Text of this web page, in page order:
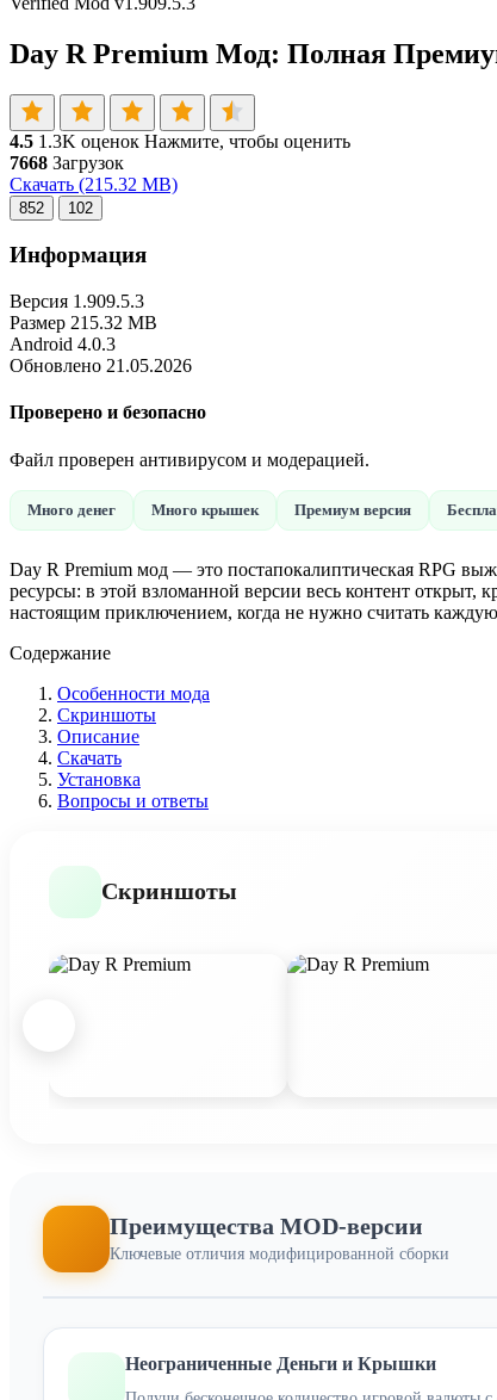
Day R Premium Мод: Полная
4.5 1.3K оценок Нажмите, чтобы оценить
7668 Загрузок
Скачать (215.32 MB)
852 102
Информация
Версия 1.909.5.3
Размер 215.32 MB
Android 4.0.3
Обновлено 21.05.2026
Проверено и безопасно
Файл проверен антивирусом и модерацией.
Много денег Много крышек Премиум версия
Day R Premium мод — это постапокалиптическая RPG
ресурсы: в этой взломанной версии весь контент
настоящим приключением, когда не нужно считать
Содержание
Особенности мода
Скриншоты
Описание
Скачать
Установка
Вопросы и ответы
Скриншоты
Преимущества MOD-версии
Ключевые отличия модифицированной сборки
Неограниченные Деньги и Крышки